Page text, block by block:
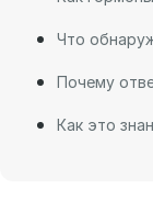
Что
Почему
Как это